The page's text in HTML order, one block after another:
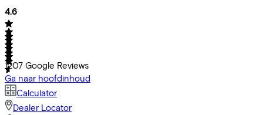
4.6
1207 Google Reviews
Ga naar hoofdinhoud
Calculator
Dealer Locator